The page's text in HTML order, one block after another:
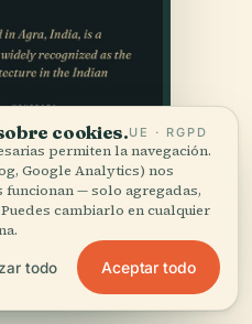
cookies.UE · RGPD
permiten la navegación.
Google Analytics) nos
funcionan — solo agregadas,
cambiarlo en cualquier
todo Aceptar todo